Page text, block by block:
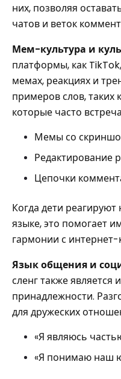
них, позволяя
чатов и веток
Мем-культура и
платформы, как
мемах, реакциях и
примеров слов, таких
которые часто
Мемы со
Редактирование
Цепочки
Когда дети
языке, это помогает
гармонии с интернет-
Язык общения и
сленг также является
принадлежности.
для дружеских
«Я являюсь
«Я понимаю наш